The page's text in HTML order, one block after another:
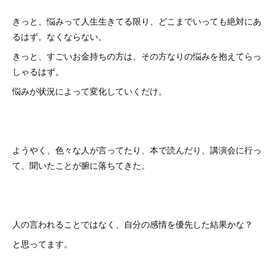
きっと、悩みって人生生きてる限り、どこまでいっても絶対にあ
るはず。なくならない。
きっと、すごいお金持ちの方は、その方なりの悩みを抱えてらっ
しゃるはず。
悩みが状況によって変化していくだけ。
ようやく、色々な人が言ってたり、本で読んだり、講演会に行っ
て、聞いたことが腑に落ちてきた。
人の言われることではなく、自分の感情を優先した結果かな？
と思ってます。